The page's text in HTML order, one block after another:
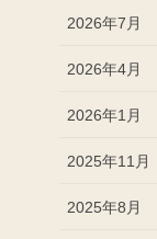
2026年7月
2026年4月
2026年1月
2025年11月
2025年8月